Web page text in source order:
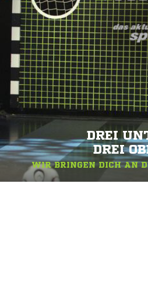
DREI
DREI
WIR BRINGEN DICH AN